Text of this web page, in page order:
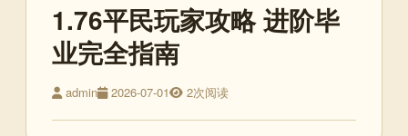
1.76平民玩家攻略 进阶毕
业完全指南
admin 2026-07-01 2次阅读